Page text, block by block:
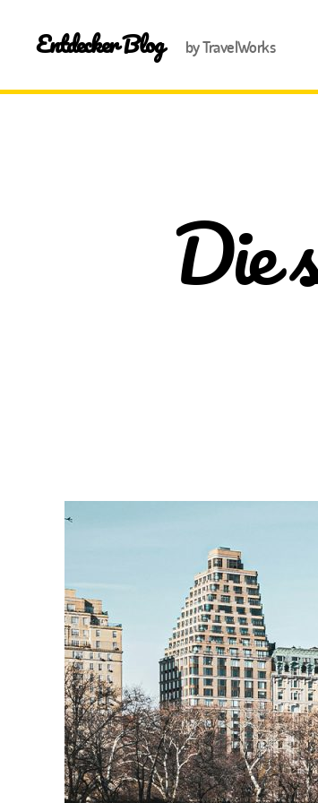
Entdecker Blog by TravelWorks
Die